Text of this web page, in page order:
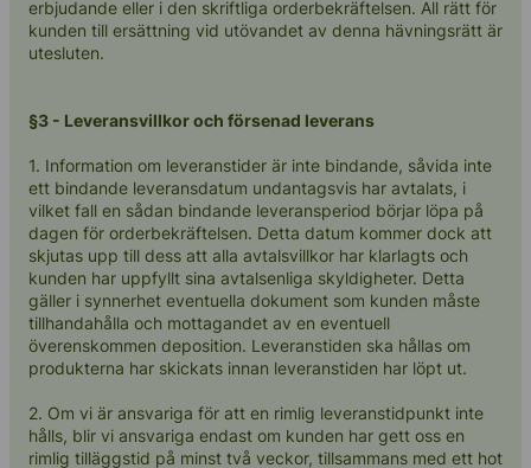
erbjudande eller i den skriftliga orderbekräftelsen. All rätt för
kunden till ersättning vid utövandet av denna hävningsrätt är
utesluten.
§3 - Leveransvillkor och försenad leverans
1. Information om leveranstider är inte bindande, såvida inte
ett bindande leveransdatum undantagsvis har avtalats, i
vilket fall en sådan bindande leveransperiod börjar löpa på
dagen för orderbekräftelsen. Detta datum kommer dock att
skjutas upp till dess att alla avtalsvillkor har klarlagts och
kunden har uppfyllt sina avtalsenliga skyldigheter. Detta
gäller i synnerhet eventuella dokument som kunden måste
tillhandahålla och mottagandet av en eventuell
överenskommen deposition. Leveranstiden ska hållas om
produkterna har skickats innan leveranstiden har löpt ut.
2. Om vi är ansvariga för att en rimlig leveranstidpunkt inte
hålls, blir vi ansvariga endast om kunden har gett oss en
rimlig tilläggstid på minst två veckor, tillsammans med ett hot